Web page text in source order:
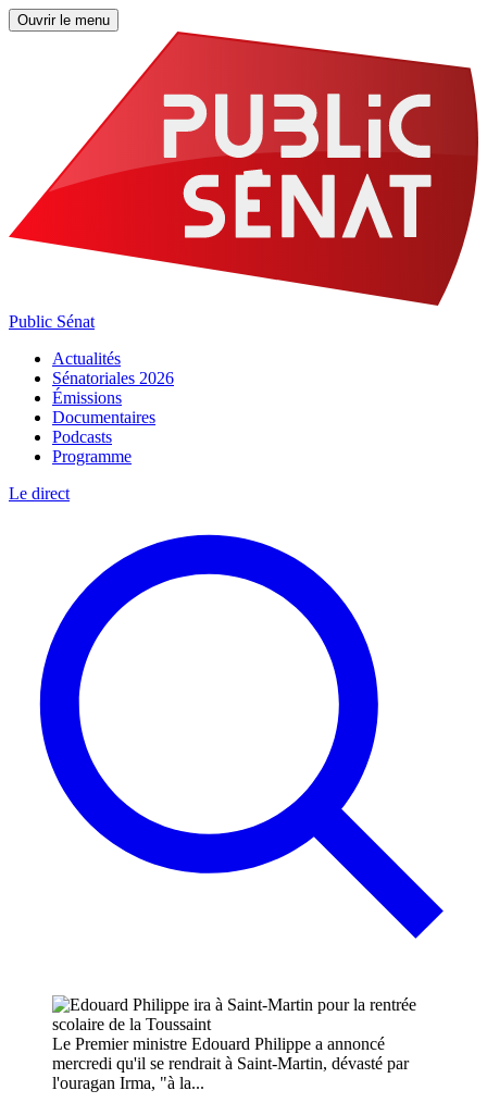
Ouvrir le menu
Public Sénat
Actualités
Sénatoriales 2026
Émissions
Documentaires
Podcasts
Programme
Le direct
Le Premier ministre Edouard Philippe a annoncé
mercredi qu'il se rendrait à Saint-Martin, dévasté par
l'ouragan Irma, "à la...